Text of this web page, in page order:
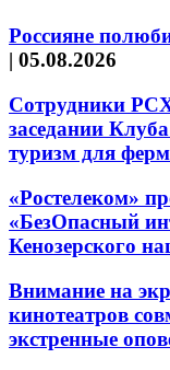
Россияне
| 05.08.2026
Сотрудники
заседании
туризм для
«Ростелеком»
«БезОпасный
Кенозерского
Внимание на
кинотеатров
экстренные